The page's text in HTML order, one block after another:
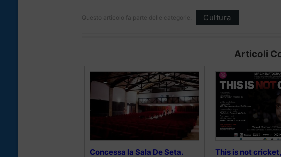
Questo articolo fa parte delle categorie: Cultura
Articoli
Concessa la Sala De Seta.
This is not